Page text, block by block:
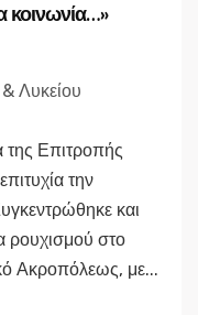
κοινωνία…»
Λυκείου
Επιτροπής
την
και
ρουχισμού στο
Ακροπόλεως, με...